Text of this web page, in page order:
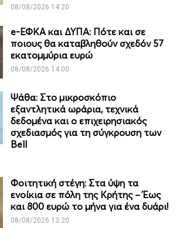
08/08/2026 14:20
e-ΕΦΚΑ και ΔΥΠΑ: Πότε και σε
ποιους θα καταβληθούν σχεδόν 57
εκατομμύρια ευρώ
08/08/2026 14:00
Ψάθα: Στο μικροσκόπιο
εξαντλητικά ωράρια, τεχνικά
δεδομένα και ο επιχειρησιακός
σχεδιασμός για τη σύγκρουση των
Bell
Φοιτητική στέγη: Στα ύψη τα
ενοίκια σε πόλη της Κρήτης – Έως
και 800 ευρώ το μήνα για ένα δυάρι!
08/08/2026 13:20